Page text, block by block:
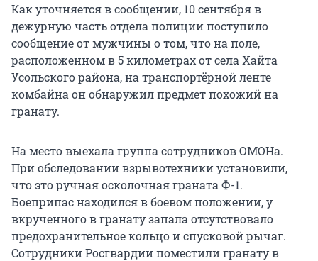
Как уточняется в сообщении, 10 сентября в
дежурную часть отдела полиции поступило
сообщение от мужчины о том, что на поле,
расположенном в 5 километрах от села Хайта
Усольского района, на транспортёрной ленте
комбайна он обнаружил предмет похожий на
гранату.
На место выехала группа сотрудников ОМОНа.
При обследовании взрывотехники установили,
что это ручная осколочная граната Ф-1.
Боеприпас находился в боевом положении, у
вкрученного в гранату запала отсутствовало
предохранительное кольцо и спусковой рычаг.
Сотрудники Росгвардии поместили гранату в